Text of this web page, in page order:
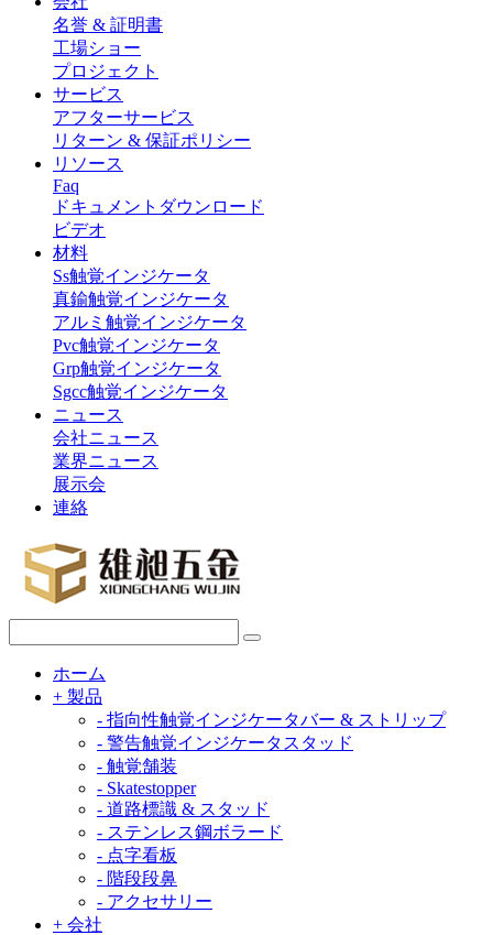
名誉 & 証明書
工場ショー
プロジェクト
サービス
アフターサービス
リターン & 保証ポリシー
リソース
Faq
ドキュメントダウンロード
ビデオ
材料
Ss触覚インジケータ
真鍮触覚インジケータ
アルミ触覚インジケータ
Pvc触覚インジケータ
Grp触覚インジケータ
Sgcc触覚インジケータ
ニュース
会社ニュース
業界ニュース
展示会
連絡
ホーム
+ 製品
- 指向性触覚インジケータバー & ストリップ
- 警告触覚インジケータスタッド
- 触覚舗装
- Skatestopper
- 道路標識 & スタッド
- ステンレス鋼ボラード
- 点字看板
- 階段段鼻
- アクセサリー
+ 会社